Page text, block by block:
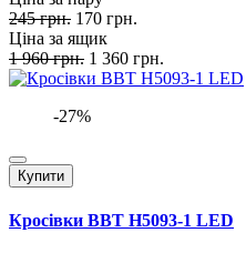
245 грн. 170 грн.
Ціна за ящик
1 960 грн. 1 360 грн.
-27%
Купити
Кросівки BBT H5093-1 LED